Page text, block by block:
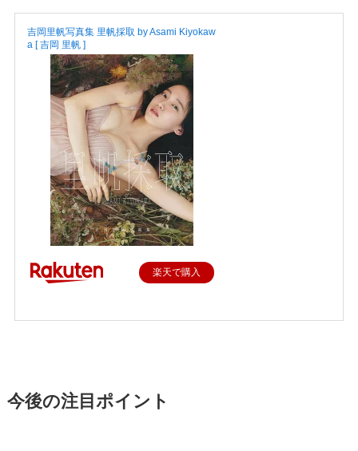
吉岡里帆写真集 里帆採取 by Asami Kiyokaw
a [ 吉岡 里帆 ]
楽天で購入
今後の注目ポイント